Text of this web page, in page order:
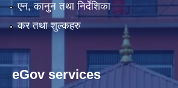
एन, कानुन तथा निर्देशिका
कर तथा शुल्कहरु
eGov services